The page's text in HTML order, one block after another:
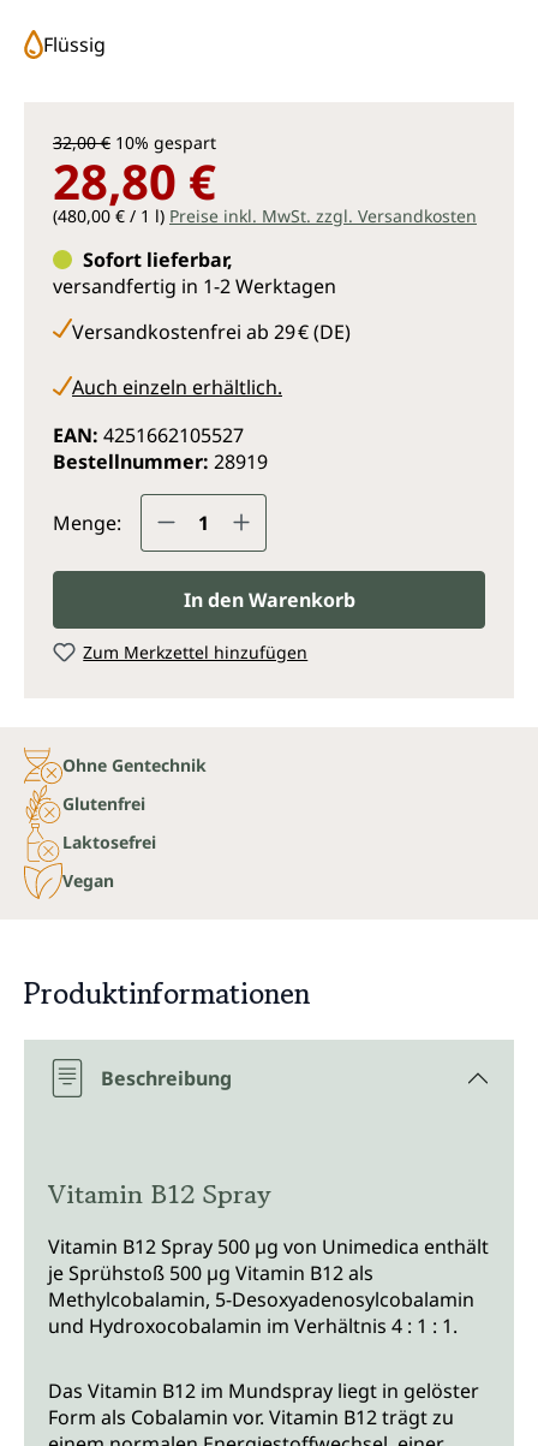
Flüssig
32,00 € 10% gespart
28,80 €
(480,00 € / 1 l) Preise inkl. MwSt. zzgl. Versandkosten
Sofort lieferbar,
versandfertig in 1-2 Werktagen
Versandkostenfrei ab 29 € (DE)
Auch einzeln erhältlich.
EAN: 4251662105527
Bestellnummer: 28919
Menge: Produkt Anzahl: Gib den
In den Warenkorb
Zum Merkzettel hinzufügen
Ohne Gentechnik
Glutenfrei
Laktosefrei
Vegan
Produktinformationen
Beschreibung
Vitamin B12 Spray
Vitamin B12 Spray 500 µg von Unimedica enthält
je Sprühstoß 500 µg Vitamin B12 als
Methylcobalamin, 5-Desoxyadenosylcobalamin
und Hydroxocobalamin im Verhältnis 4 : 1 : 1.
Das Vitamin B12 im Mundspray liegt in gelöster
Form als Cobalamin vor. Vitamin B12 trägt zu